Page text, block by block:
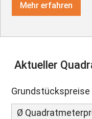
Mehr erfahren
Aktueller
Grundstückspreise
Ø